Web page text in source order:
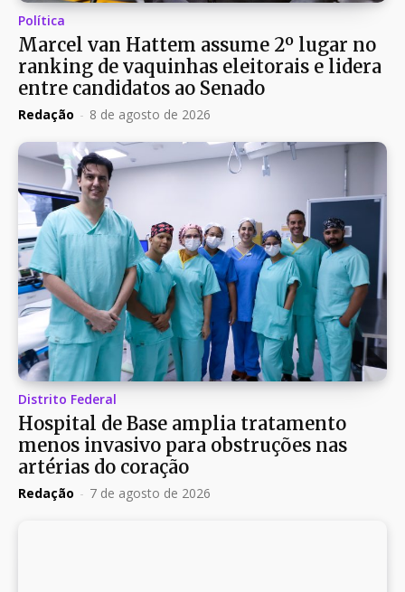
Política
Marcel van Hattem assume 2º lugar no
ranking de vaquinhas eleitorais e lidera
entre candidatos ao Senado
Redação - 8 de agosto de 2026
Distrito Federal
Hospital de Base amplia tratamento
menos invasivo para obstruções nas
artérias do coração
Redação - 7 de agosto de 2026